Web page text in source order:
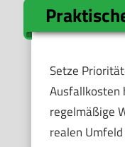
Setze
Ausfallkosten
regelmäßige
realen